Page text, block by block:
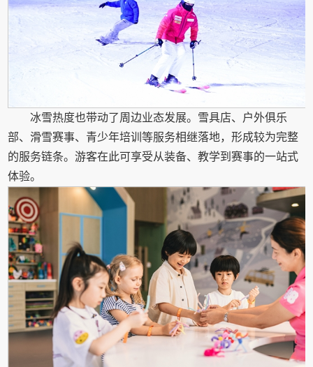
冰雪热度也带动了周边业态发展。雪具店、户外俱乐
部、滑雪赛事、青少年培训等服务相继落地，形成较为完整
的服务链条。游客在此可享受从装备、教学到赛事的一站式
体验。